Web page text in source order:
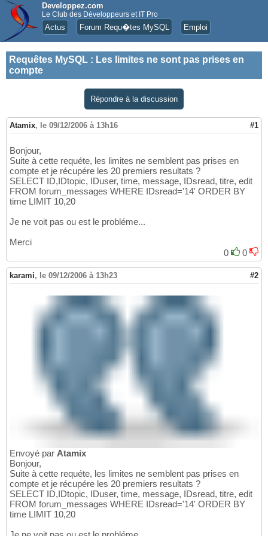
Developpez.com
Le Club des Développeurs et IT Pro
Actus Forum Requ�tes MySQL Emploi
Requêtes MySQL : Les limites ne sont pas prises en
compte
Répondre à la discussion
Atamix, le 09/12/2006 à 13h16 #1
Bonjour,
Suite à cette requéte, les limites ne semblent pas prises en
compte et je récupére les 20 premiers resultats ?
SELECT ID,IDtopic, IDuser, time, message, IDsread, titre, edit
FROM forum_messages WHERE IDsread='14' ORDER BY
time LIMIT 10,20
Je ne voit pas ou est le probléme...
Merci
0
0
karami, le 09/12/2006 à 13h23 #2
Envoyé par Atamix
Bonjour,
Suite à cette requéte, les limites ne semblent pas prises en
compte et je récupére les 20 premiers resultats ?
SELECT ID,IDtopic, IDuser, time, message, IDsread, titre, edit
FROM forum_messages WHERE IDsread='14' ORDER BY
time LIMIT 10,20